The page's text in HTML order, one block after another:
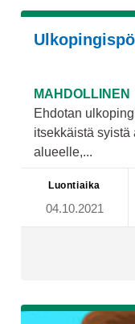
MAHDOLLINEN
Ehdotan
itsekkäistä
alueelle,...
Luontiaika
04.10.2021